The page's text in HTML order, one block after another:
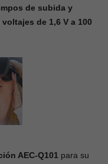
de subida y
de 1,6 V a 100
AEC-Q101 para su